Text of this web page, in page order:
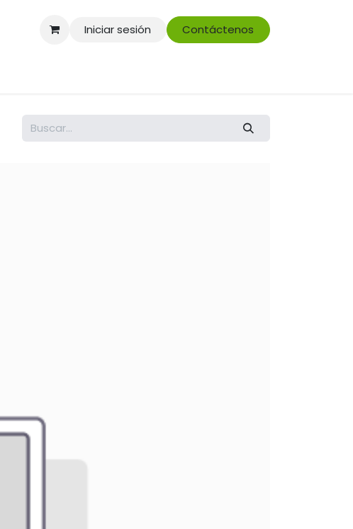
Iniciar sesión Contáctenos